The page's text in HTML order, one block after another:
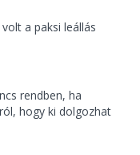
a paksi leállás
rendben, ha
hogy ki dolgozhat